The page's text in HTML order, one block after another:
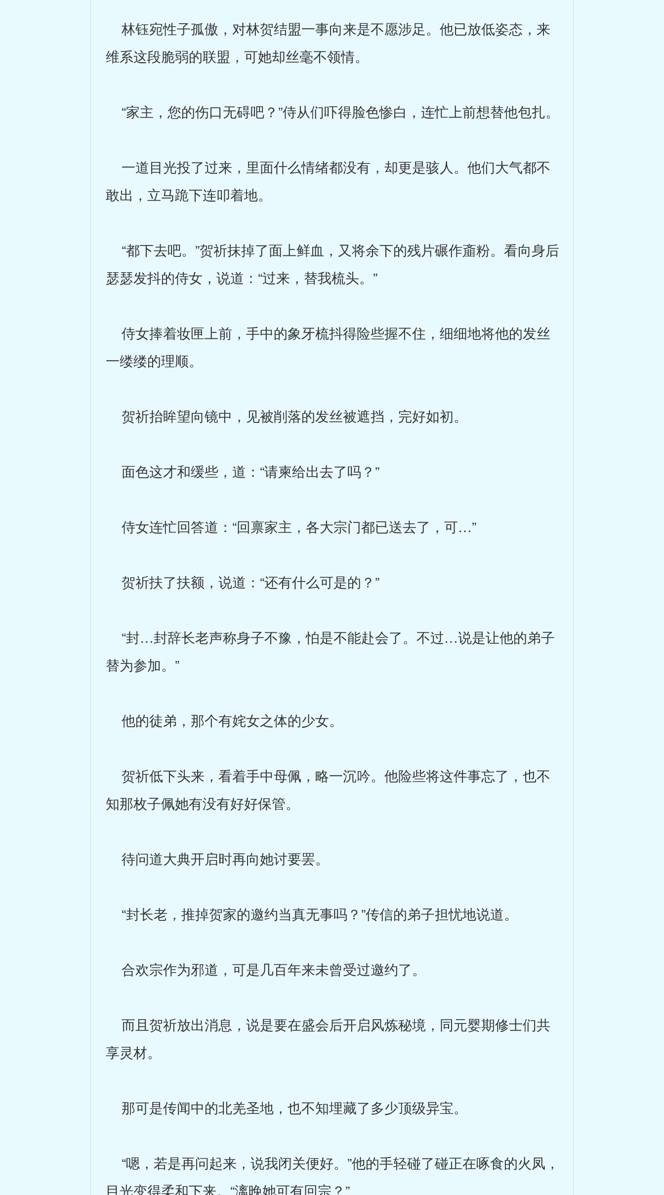
林钰宛性子孤傲，对林贺结盟一事向来是不愿涉足。他已放低姿态，来
维系这段脆弱的联盟，可她却丝毫不领情。
“家主，您的伤口无碍吧？”侍从们吓得脸色惨白，连忙上前想替他包扎。
一道目光投了过来，里面什么情绪都没有，却更是骇人。他们大气都不
敢出，立马跪下连叩着地。
“都下去吧。”贺祈抹掉了面上鲜血，又将余下的残片碾作齑粉。看向身后
瑟瑟发抖的侍女，说道：“过来，替我梳头。”
侍女捧着妆匣上前，手中的象牙梳抖得险些握不住，细细地将他的发丝
一缕缕的理顺。
贺祈抬眸望向镜中，见被削落的发丝被遮挡，完好如初。
面色这才和缓些，道：“请柬给出去了吗？”
侍女连忙回答道：“回禀家主，各大宗门都已送去了，可…”
贺祈扶了扶额，说道：“还有什么可是的？”
“封…封辞长老声称身子不豫，怕是不能赴会了。不过…说是让他的弟子
替为参加。”
他的徒弟，那个有姹女之体的少女。
贺祈低下头来，看着手中母佩，略一沉吟。他险些将这件事忘了，也不
知那枚子佩她有没有好好保管。
待问道大典开启时再向她讨要罢。
“封长老，推掉贺家的邀约当真无事吗？”传信的弟子担忧地说道。
合欢宗作为邪道，可是几百年来未曾受过邀约了。
而且贺祈放出消息，说是要在盛会后开启风炼秘境，同元婴期修士们共
享灵材。
那可是传闻中的北羌圣地，也不知埋藏了多少顶级异宝。
“嗯，若是再问起来，说我闭关便好。”他的手轻碰了碰正在啄食的火凤，
目光变得柔和下来。“漓晚她可有回宗？”